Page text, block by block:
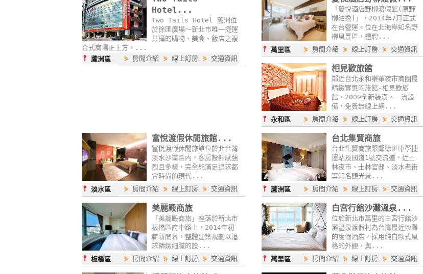
Hotel...
Two Tails Hotel 蘆洲位
於徐匯廣場～新北市唯一捷運
共構的購物、美食、飯店之複
合式商場正上方。...
⫯蘆洲區 ⋟ 房間介紹 ⋟線上訂房 ⋟ 交通資訊
「薆悅酒店野柳渡假館(原野
柳泊逸)」，2014年7月正式
在台營運。位在北海岸知名野
柳風景區，禮聘...
⫯ 萬里區 ⋟ 房間介紹 ⋟ 線上訂房 ⋟ 交通資訊
相見歡旅館
鄰近台北永和樂華夜市商圈最
精緻實惠的旅館-相見歡旅
館，2009全新裝潢，一流設
備，免費無線上網...
⫯ 永和區 ⋟ 房間介紹 ⋟ 線上訂房 ⋟ 交通資訊
富悅渡假休閒旅館...
富悅渡假休閒旅館位於北台灣
淡水沙崙區內，客房設計感強
烈且多樣，完全能滿足追求都
會時尚的現代...
⫯淡水區 ⋟ 房間介紹 ⋟線上訂房 ⋟ 交通資訊
台北集賢商旅
台北集賢商旅緊鄰徐匯中學捷
運站及國道1號交流道，近士
林夜市、士林官邸、淡水老街
等知名觀光景...
⫯ 蘆洲區 ⋟ 房間介紹 ⋟ 線上訂房 ⋟ 交通資訊
美麗殿商旅
「美麗殿商旅」座落於新北市
板橋區府中路上，2014年初
嶄新開幕，整體建築規劃以追
求精緻細膩的設...
⫯板橋區 ⋟ 房間介紹 ⋟線上訂房 ⋟ 交通資訊
白宮行舘沙灘溫泉...
位於新北市萬里的白宮行舘沙
灘溫泉渡假村為台灣最近沙灘
的度假酒店，採用純白歐式風
格的外觀，與...
⫯ 萬里區 ⋟ 房間介紹 ⋟ 線上訂房 ⋟ 交通資訊